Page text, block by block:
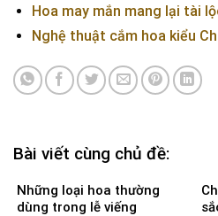
Hoa may mắn mang lại tài
Nghệ thuật cắm hoa kiểu
Bài viết cùng chủ đề:
Những loại hoa thường
dùng trong lễ viếng